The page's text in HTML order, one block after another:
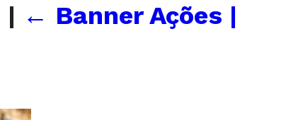
| ← Banner Ações |